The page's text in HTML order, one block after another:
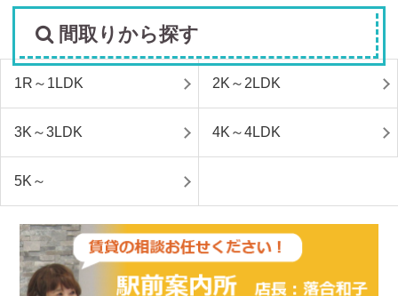
間取りから探す
1R～1LDK 2K～2LDK
3K～3LDK 4K～4LDK
5K～